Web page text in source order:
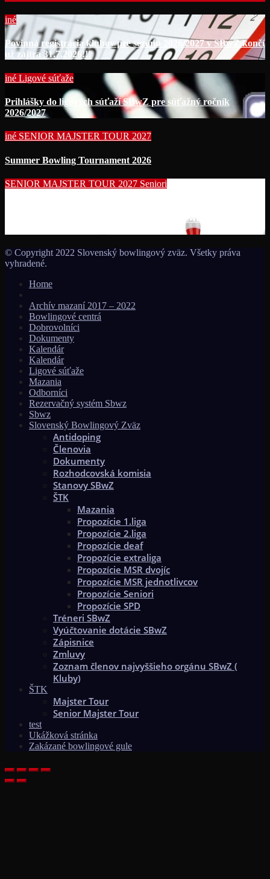
iné
Povinná registrácia klubov pre sezónu 2026/2027 v SBwZ končí
už zajtra 31.7.2026!!!
iné Ligové súťaže
Prihlášky do ligových súťaží SBwZ pre súťažný ročník
2026/2027
iné SENIOR MAJSTER TOUR 2027
Summer Bowling Tournament 2026
SENIOR MAJSTER TOUR 2027 Seniori
MS seniorov 2027 v Thajsku turnajom SUMMER BOWLING
© Copyright 2022 Slovenský bowlingový zväz. Všetky práva
vyhradené.
Home
Archív mazaní 2017 – 2022
Bowlingové centrá
Dobrovolníci
Dokumenty
Kalendár
Kalendár
Ligové súťaže
Mazania
Odborníci
Rezervačný systém Sbwz
Sbwz
Slovenský Bowlingový Zväz
Antidoping
Členovia
Dokumenty
Rozhodcovská komisia
Stanovy SBwZ
ŠTK
Mazania
Propozície 1.liga
Propozície 2.liga
Propozície deaf
Propozície extraliga
Propozície MSR dvojíc
Propozície MSR jednotlivcov
Propozície Seniori
Propozície SPD
Tréneri SBwZ
Vyúčtovanie dotácie SBwZ
Zápisnice
Zmluvy
Zoznam členov najvyššieho orgánu SBwZ (
Kluby)
ŠTK
Majster Tour
Senior Majster Tour
test
Ukážková stránka
Zakázané bowlingové gule